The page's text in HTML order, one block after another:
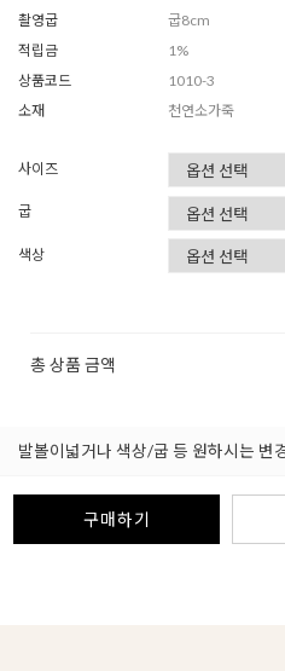
촬영굽
굽8cm
적립금
1%
상품코드
1010-3
소재
천연소가죽
사이즈
굽
색상
총 상품 금액
발볼이넓거나 색상/굽 등 원하시는 변
구매하기